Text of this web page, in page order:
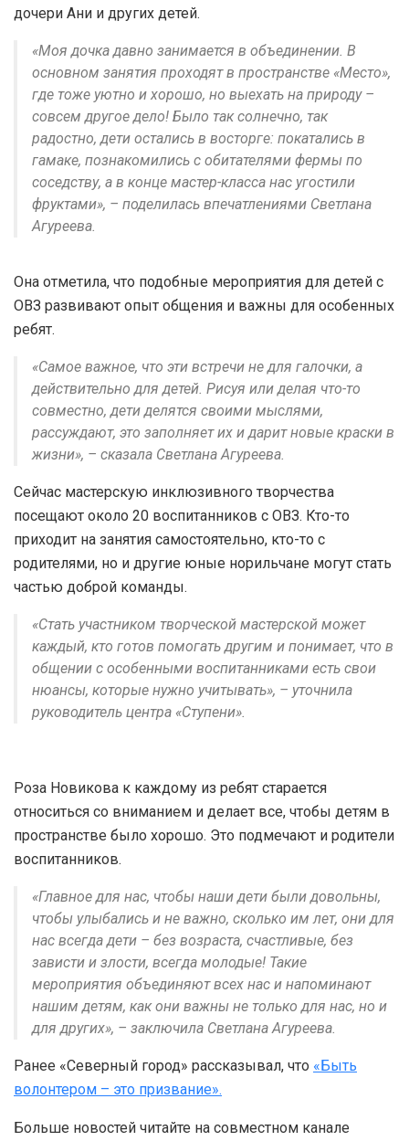
дочери Ани и других детей.
«Моя дочка давно занимается в объединении. В
основном занятия проходят в пространстве «Место»,
где тоже уютно и хорошо, но выехать на природу –
совсем другое дело! Было так солнечно, так
радостно, дети остались в восторге: покатались в
гамаке, познакомились с обитателями фермы по
соседству, а в конце мастер-класса нас угостили
фруктами», – поделилась впечатлениями Светлана
Агуреева.
Она отметила, что подобные мероприятия для детей с
ОВЗ развивают опыт общения и важны для особенных
ребят.
«Самое важное, что эти встречи не для галочки, а
действительно для детей. Рисуя или делая что-то
совместно, дети делятся своими мыслями,
рассуждают, это заполняет их и дарит новые краски в
жизни», – сказала Светлана Агуреева.
Сейчас мастерскую инклюзивного творчества
посещают около 20 воспитанников с ОВЗ. Кто-то
приходит на занятия самостоятельно, кто-то с
родителями, но и другие юные норильчане могут стать
частью доброй команды.
«Стать участником творческой мастерской может
каждый, кто готов помогать другим и понимает, что в
общении с особенными воспитанниками есть свои
нюансы, которые нужно учитывать», – уточнила
руководитель центра «Ступени».
Роза Новикова к каждому из ребят старается
относиться со вниманием и делает все, чтобы детям в
пространстве было хорошо. Это подмечают и родители
воспитанников.
«Главное для нас, чтобы наши дети были довольны,
чтобы улыбались и не важно, сколько им лет, они для
нас всегда дети – без возраста, счастливые, без
зависти и злости, всегда молодые! Такие
мероприятия объединяют всех нас и напоминают
нашим детям, как они важны не только для нас, но и
для других», – заключила Светлана Агуреева.
Ранее «Северный город» рассказывал, что «Быть
волонтером – это призвание».
Больше новостей читайте на совместном канале